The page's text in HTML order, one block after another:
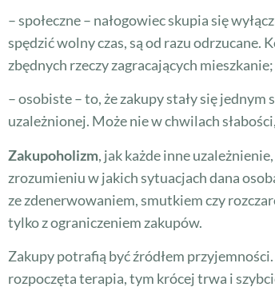
– społeczne – nałogowiec skupia się
spędzić wolny czas, są od razu
zbędnych rzeczy zagracających mieszkanie;
– osobiste – to, że zakupy stały się
uzależnionej. Może nie w chwilach
Zakupoholizm, jak każde inne
zrozumieniu w jakich sytuacjach dana
ze zdenerwowaniem, smutkiem czy
tylko z ograniczeniem zakupów.
Zakupy potrafią być źródłem
rozpoczęta terapia, tym krócej trwa i